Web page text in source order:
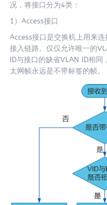
况，将接口分为4类：
1）Access接口
Access接口是交换机上用来
接入链路。仅仅允许唯一的
ID与接口的缺省VLAN ID相同
太网帧永远是不带标签的帧。